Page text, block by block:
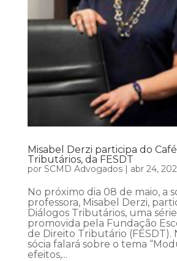
Misabel Derzi participa do
Tributários, da FESDT
por SCMD Advogados| abr 24,
No próximo dia 08 de maio, a
professora, Misabel Derzi,
Diálogos Tributários, uma
promovida pela Fundação
de Direito Tributário (FESDT).
sócia falará sobre o tema
efeitos,...